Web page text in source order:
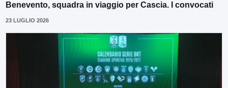
Benevento, squadra in viaggio per Cascia. I convocati
23 LUGLIO 2026